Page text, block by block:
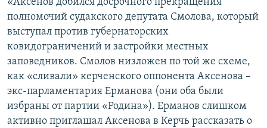
«Аксенов добился досрочного прекращения
полномочий судакского депутата Смолова, который
выступал против губернаторских
ковидограничений и застройки местных
заповедников. Смолов низложен по той же схеме,
как «сливали» керченского оппонента Аксенова –
экс-парламентария Ерманова (они оба были
избраны от партии «Родина»). Ерманов слишком
активно приглашал Аксенова в Керчь рассказать о